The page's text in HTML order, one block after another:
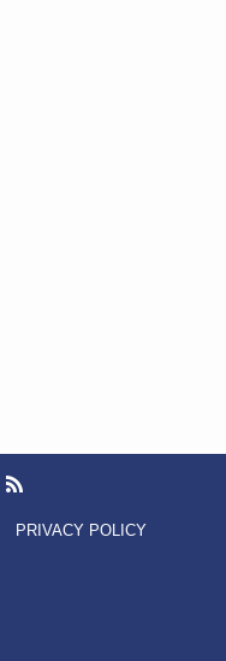
PRIVACY POLICY